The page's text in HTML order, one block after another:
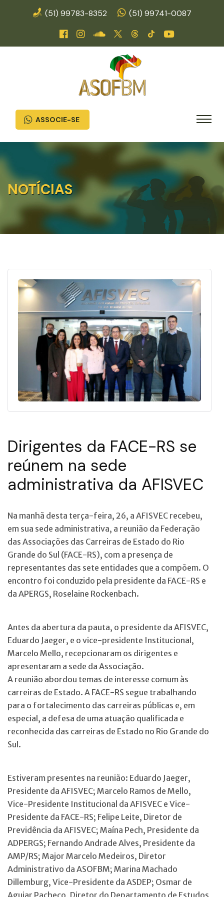
(51) 99783-8352 (51) 99741-0087
ASSOCIE-SE
NOTÍCIAS
Dirigentes da FACE-RS se
reúnem na sede
administrativa da AFISVEC
Na manhã desta terça-feira, 26, a AFISVEC recebeu,
em sua sede administrativa, a reunião da Federação
das Associações das Carreiras de Estado do Rio
Grande do Sul (FACE-RS), com a presença de
representantes das sete entidades que a compõem. O
encontro foi conduzido pela presidente da FACE-RS e
da APERGS, Roselaine Rockenbach.
Antes da abertura da pauta, o presidente da AFISVEC,
Eduardo Jaeger, e o vice-presidente Institucional,
Marcelo Mello, recepcionaram os dirigentes e
apresentaram a sede da Associação.
A reunião abordou temas de interesse comum às
carreiras de Estado. A FACE-RS segue trabalhando
para o fortalecimento das carreiras públicas e, em
especial, a defesa de uma atuação qualificada e
reconhecida das carreiras de Estado no Rio Grande do
Sul.
Estiveram presentes na reunião: Eduardo Jaeger,
Presidente da AFISVEC; Marcelo Ramos de Mello,
Vice-Presidente Institucional da AFISVEC e Vice-
Presidente da FACE-RS; Felipe Leite, Diretor de
Previdência da AFISVEC; Maína Pech, Presidente da
ADPERGS; Fernando Andrade Alves, Presidente da
AMP/RS; Major Marcelo Medeiros, Diretor
Administrativo da ASOFBM; Marina Machado
Dillemburg, Vice-Presidente da ASDEP; Osmar de
Aguiar Pacheco, Diretor do Departamento de Estudos